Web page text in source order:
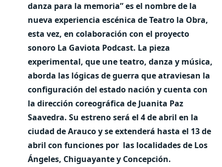
danza para la memoria” es el nombre de la
nueva experiencia escénica de Teatro la Obra,
esta vez, en colaboración con el proyecto
sonoro La Gaviota Podcast. La pieza
experimental, que une teatro, danza y música,
aborda las lógicas de guerra que atraviesan la
configuración del estado nación y cuenta con
la dirección coreográfica de Juanita Paz
Saavedra. Su estreno será el 4 de abril en la
ciudad de Arauco y se extenderá hasta el 13 de
abril con funciones por las localidades de Los
Ángeles, Chiguayante y Concepción.